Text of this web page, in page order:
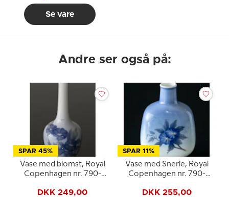
Se vare
Andre ser også på:
SPAR 45%
Vase med blomst, Royal
Copenhagen nr. 790-
DKK 249,00
SPAR 11%
Vase med Snerle, Royal
Copenhagen nr. 790-
DKK 255,00